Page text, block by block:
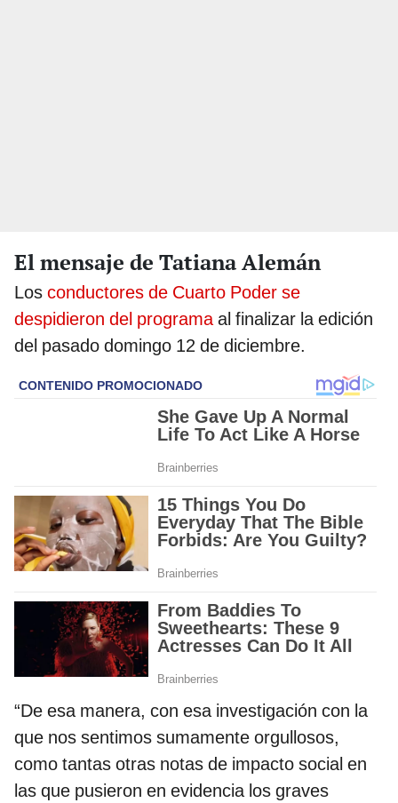
El mensaje de Tatiana Alemán
Los conductores de Cuarto Poder se
despidieron del programaal finalizar la edición
del pasado domingo 12 de diciembre.
“De esa manera, con esa investigación con la
que nos sentimos sumamente orgullosos,
como tantas otras notas de impacto social en
las que pusieron en evidencia los graves